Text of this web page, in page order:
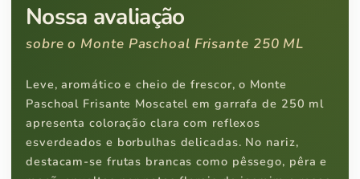
Nossa avaliação
sobre o Monte Paschoal Frisante 250 ML
Leve, aromático e cheio de frescor, o Monte
Paschoal Frisante Moscatel em garrafa de 250 ml
apresenta coloração clara com reflexos
esverdeados e borbulhas delicadas. No nariz,
destacam-se frutas brancas como pêssego, pêra e